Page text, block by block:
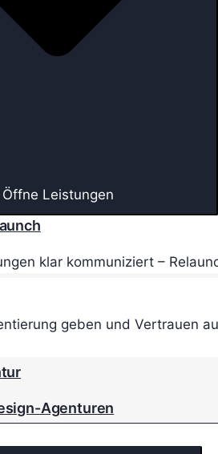
Öffne Leistungen
klar kommuniziert –
geben und Vertrauen
Agenturen